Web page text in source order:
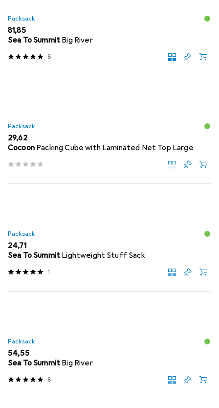
Packsack
EUR
81,85
Sea To Summit Big River
8
Packsack
EUR
29,62
Cocoon Packing Cube with Laminated Net Top Large
Packsack
EUR
24,71
Sea To Summit Lightweight Stuff Sack
1
Packsack
EUR
54,55
Sea To Summit Big River
8